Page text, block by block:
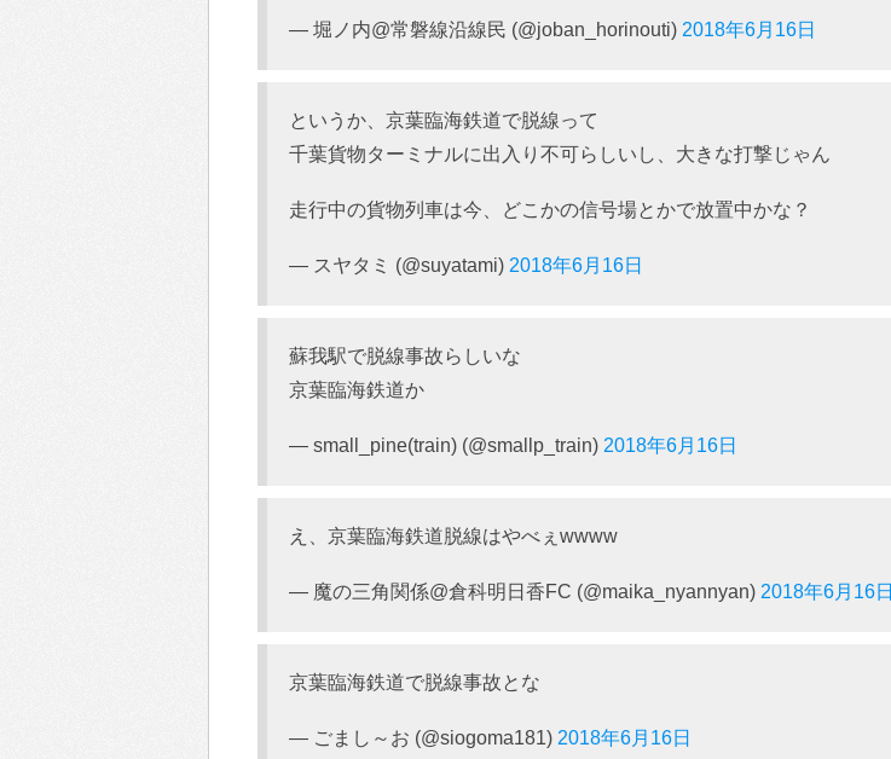
— 堀ノ内@常磐線沿線民 (@joban_horinouti) 2018年6月16日
というか、京葉臨海鉄道で脱線って
千葉貨物ターミナルに出入り不可らしいし、大きな打撃じゃん
走行中の貨物列車は今、どこかの信号場とかで放置中かな？
— スヤタミ (@suyatami) 2018年6月16日
蘇我駅で脱線事故らしいな
京葉臨海鉄道か
— small_pine(train) (@smallp_train) 2018年6月16日
え、京葉臨海鉄道脱線はやべぇwwww
— 魔の三角関係@倉科明日香FC (@maika_nyannyan) 2018年6月16日
京葉臨海鉄道で脱線事故とな
— ごまし～お (@siogoma181) 2018年6月16日